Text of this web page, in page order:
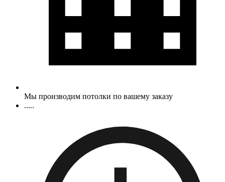
Мы производим потолки по вашему заказу
.....